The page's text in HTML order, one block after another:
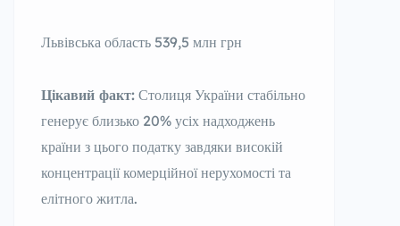
Львівська область 539,5 млн грн
Цікавий факт: Столиця України стабільно
генерує близько 20% усіх надходжень
країни з цього податку завдяки високій
концентрації комерційної нерухомості та
елітного житла.